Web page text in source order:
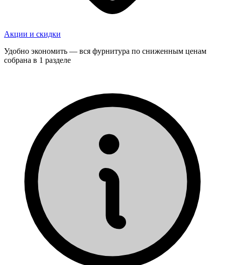
Акции и скидки
Удобно экономить — вся фурнитура по сниженным ценам
собрана в 1 разделе